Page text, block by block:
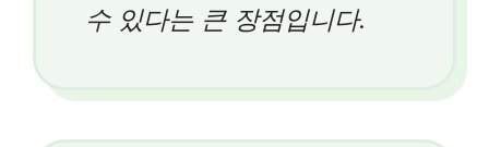
수 있다는 큰 장점입니다.